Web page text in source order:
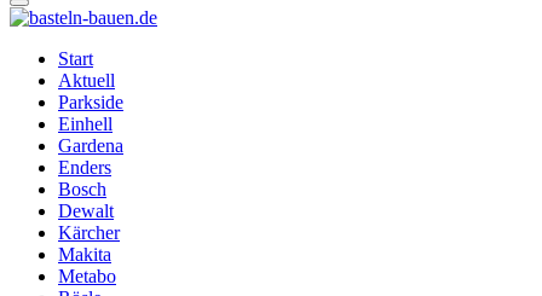
Start
Aktuell
Parkside
Einhell
Gardena
Enders
Bosch
Dewalt
Kärcher
Makita
Metabo